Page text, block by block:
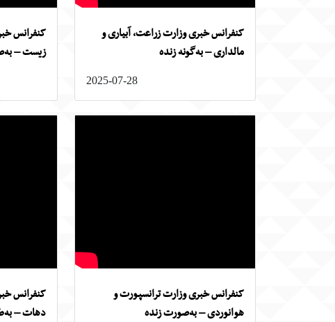
کنفرانس خبری وزارت زراعت، آبیاری و
مالداری – به‌گونه زنده
2025-07-28
کنفرانس
زیست –
کنفرانس خبری وزارت ترانسپورت و
هوانوردی – به‌صورت زنده
کنفرانس
دهات –